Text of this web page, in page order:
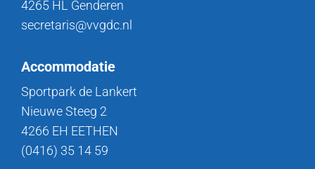
4265 HL Genderen
secretaris@vvgdc.nl
Accommodatie
Sportpark de Lankert
Nieuwe Steeg 2
4266 EH EETHEN
(0416) 35 14 59